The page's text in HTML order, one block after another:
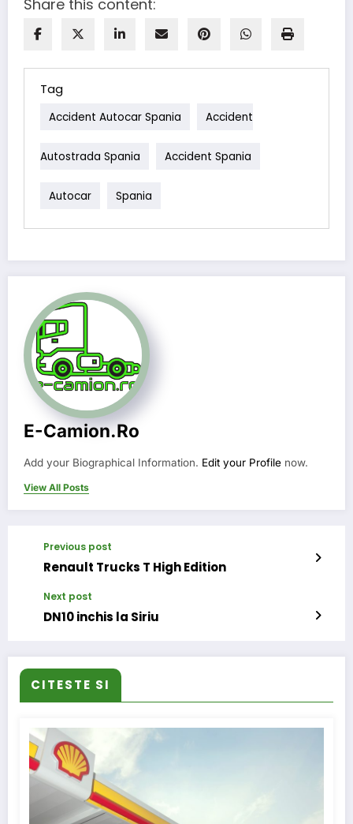
Share this content:
Tag
Accident Autocar Spania Accident
Autostrada Spania Accident Spania
Autocar Spania
E-Camion.ro
Add your Biographical Information. Edit your Profile now.
View All Posts
Previous post
Renault Trucks T High Edition
Next post
DN10 inchis la Siriu
CITESTE SI